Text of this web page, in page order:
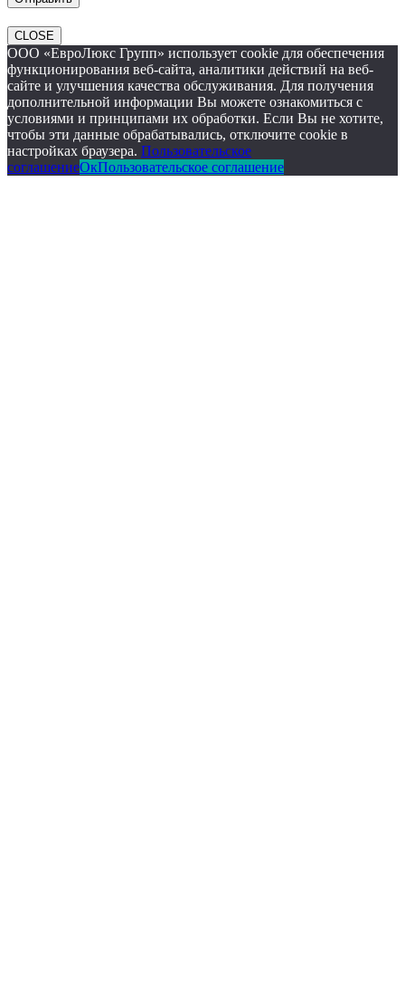
CLOSE
ООО «ЕвроЛюкс Групп» использует cookie для обеспечения
функционирования веб-сайта, аналитики действий на веб-
сайте и улучшения качества обслуживания. Для получения
дополнительной информации Вы можете ознакомиться с
условиями и принципами их обработки. Если Вы не хотите,
чтобы эти данные обрабатывались, отключите cookie в
настройках браузера. Пользовательское
соглашениеОкПользовательское соглашение